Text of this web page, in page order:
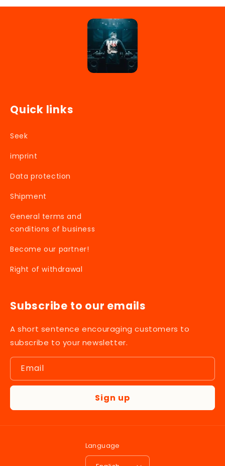
Quick links
Seek
imprint
Data protection
Shipment
General terms and
conditions of business
Become our partner!
Right of withdrawal
Subscribe to our emails
A short sentence encouraging customers to
subscribe to your newsletter.
Email
Sign up
Language